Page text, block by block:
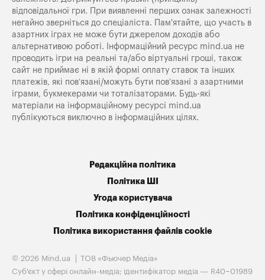
відповідальної гри. При виявленні перших ознак залежності
негайно зверніться до спеціаліста. Пам'ятайте, що участь в
азартних іграх не може бути джерелом доходів або
альтернативою роботі. Інформаційний ресурс mind.ua не
проводить ігри на реальні та/або віртуальні гроші, також
сайт не приймає ні в якій формі оплату ставок та інших
платежів, які пов’язані/можуть бути пов’язані з азартними
іграми, букмекерами чи тоталізаторами. Будь-які
матеріали на інформаційному ресурсі mind.ua
публікуються виключно в інформаційних цілях.
Редакційна політика
Політика ШІ
Угода користувача
Політика конфіденційності
Політика використання файлів cookie
© 2026 Mind.ua
ТОВ «Фьючер Медiа»
Cуб'єкт у сфері онлайн-медіа; ідентифікатор медіа — R40−01989